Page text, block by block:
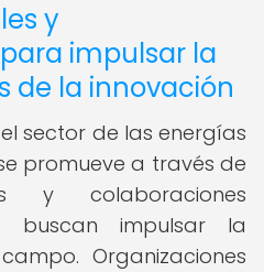
y
impulsar la
de la innovación
sector de las energías
promueve a través de
y colaboraciones
buscan impulsar la
Organizaciones